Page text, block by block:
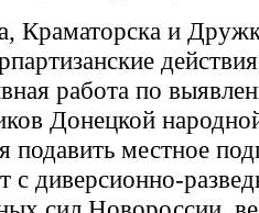
Краматорска и
работа по
Донецкой
подавить местное
с диверсионно-